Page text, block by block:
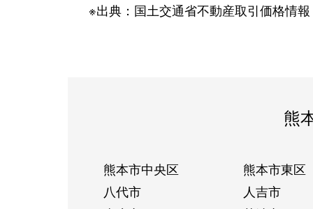
※出典：国土交通省不動産取引価格情
熊
熊本市中央区
熊本市東区
八代市
人吉市